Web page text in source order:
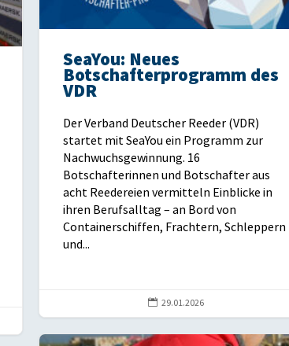
SeaYou: Neues
Botschafterprogramm des
VDR
Der Verband Deutscher Reeder (VDR)
startet mit SeaYou ein Programm zur
Nachwuchsgewinnung. 16
Botschafterinnen und Botschafter aus
acht Reedereien vermitteln Einblicke in
ihren Berufsalltag – an Bord von
Containerschiffen, Frachtern, Schleppern
und...
 29.01.2026